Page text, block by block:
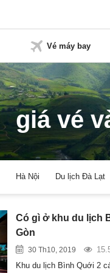
Vé máy bay
giá vé
Hà Nội Du lịch Đà Lạt
Có gì ở khu du lịch
Gòn
30 Th10, 2019
Khu du lịch Bình Quới 2